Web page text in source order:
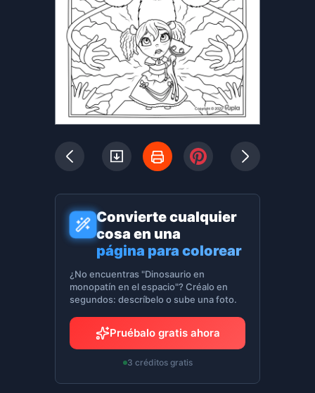
Convierte cualquier
cosa en una
página para colorear
¿No encuentras "Dinosaurio en
monopatín en el espacio"? Créalo en
segundos: descríbelo o sube una foto.
Pruébalo gratis ahora
3 créditos gratis